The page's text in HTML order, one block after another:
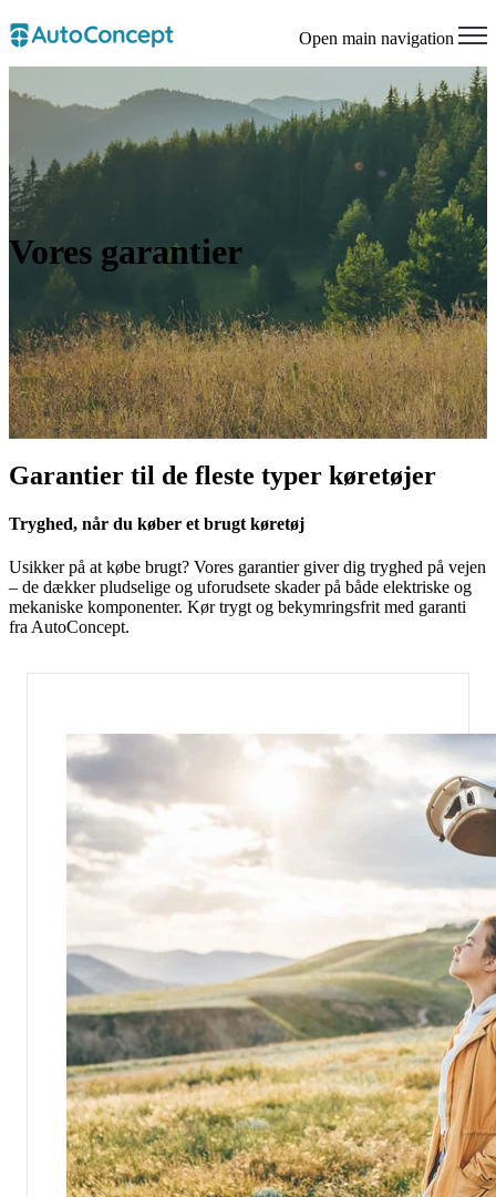
Open main navigation
Vores garantier
Garantier til de fleste typer køretøjer
Tryghed, når du køber et brugt køretøj
Usikker på at købe brugt? Vores garantier giver dig tryghed på vejen
– de dækker pludselige og uforudsete skaderpå både elektriske og
mekaniske komponenter. Kør trygt og bekymringsfrit med garanti
fra AutoConcept.